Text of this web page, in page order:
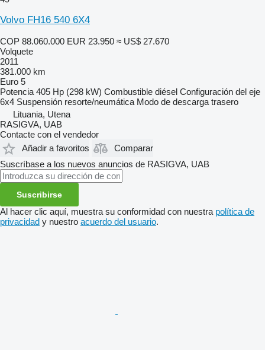
Volvo FH16 540 6X4
COP 88.060.000 EUR 23.950 ≈ US$ 27.670
Volquete
2011
381.000 km
Euro 5
Potencia 405 Hp (298 kW) Combustible diésel Configuración del eje
6x4 Suspensión resorte/neumática Modo de descarga trasero
Lituania, Utena
RASIGVA, UAB
Contacte con el vendedor
Añadir a favoritos
Comparar
Suscríbase a los nuevos anuncios de RASIGVA, UAB
Suscribirse
Al hacer clic aquí, muestra su conformidad con nuestra política de
privacidad y nuestro acuerdo del usuario.